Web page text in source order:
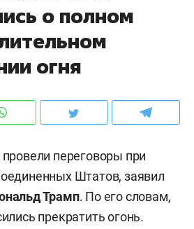
о полном
огня
переговоры при
Штатов, заявил
Трамп. По его словам,
прекратить огонь.